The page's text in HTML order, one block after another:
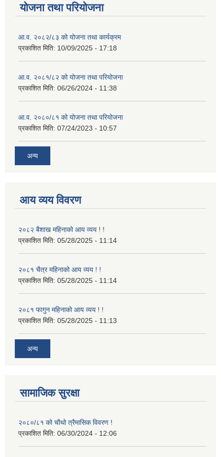
योजना तथा परियोजना
आ.व. २०८२/८३ को योजना तथा कार्यक्रम
प्रकाशित मिति: 10/09/2025 - 17:18
आ.व. २०८१/८२ को योजना तथा परियोजना
प्रकाशित मिति: 06/26/2024 - 11:38
आ.व. २०८०/८१ को योजना तथा परियोजना
प्रकाशित मिति: 07/24/2023 - 10:57
अन्य
आय व्यय विवरण
२०८२ बैशाख महिनाको आय व्यय ! !
प्रकाशित मिति: 05/28/2025 - 11:14
२०८१ चैत्र महिनाको आय व्यय ! !
प्रकाशित मिति: 05/28/2025 - 11:14
२०८१ फागुन महिनाको आय व्यय ! !
प्रकाशित मिति: 05/28/2025 - 11:13
अन्य
सामाजिक सुरक्षा
२०८०/८१ को चौथो त्रैमासिक विवरण !
प्रकाशित मिति: 06/30/2024 - 12:06